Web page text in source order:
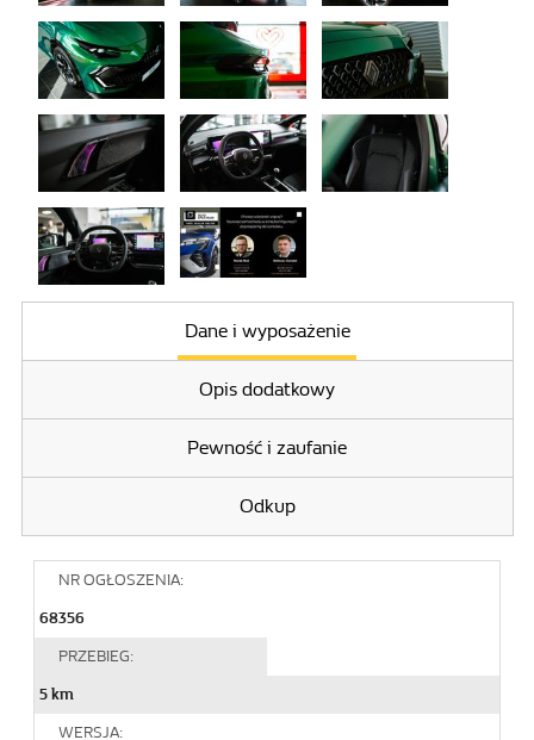
Dane i wyposażenie
Opis dodatkowy
Pewność i zaufanie
Odkup
NR OGŁOSZENIA:
68356
PRZEBIEG:
5 km
WERSJA: